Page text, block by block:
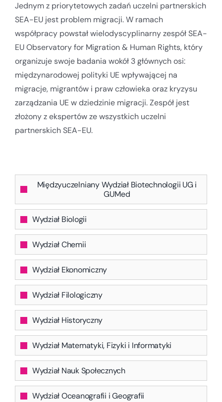
Jednym z priorytetowych zadań uczelni partnerskich
SEA-EU jest problem migracji. W ramach
współpracy powstał wielodyscyplinarny zespół SEA-
EU Observatory for Migration & Human Rights, który
organizuje swoje badania wokół 3 głównych osi:
międzynarodowej polityki UE wpływającej na
migracje, migrantów i praw człowieka oraz kryzysu
zarządzania UE w dziedzinie migracji. Zespół jest
złożony z ekspertów ze wszystkich uczelni
partnerskich SEA-EU.
Międzyuczelniany Wydział Biotechnologii UG i
GUMed
Wydział Biologii
Wydział Chemii
Wydział Ekonomiczny
Wydział Filologiczny
Wydział Historyczny
Wydział Matematyki, Fizyki i Informatyki
Wydział Nauk Społecznych
Wydział Oceanografii i Geografii